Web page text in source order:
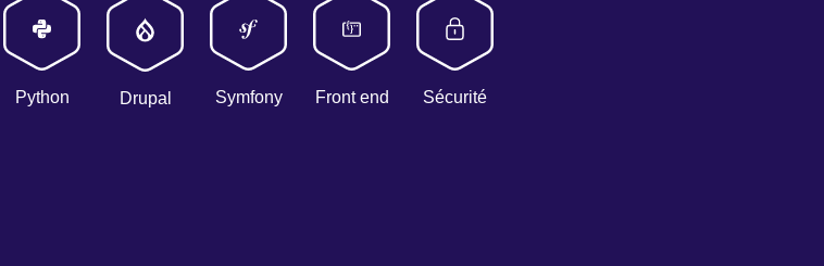
Python Drupal Symfony Front end Sécurité